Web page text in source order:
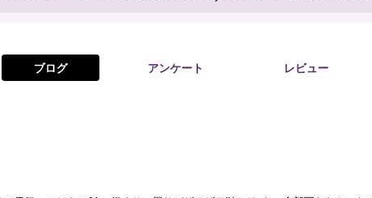
ブログ アンケート レビュー